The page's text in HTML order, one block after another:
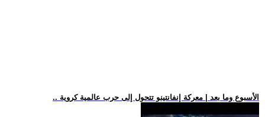
.. الأسبوع وما بعد | معركة إنفانتينو تتحول إلى حرب عالمية كروية